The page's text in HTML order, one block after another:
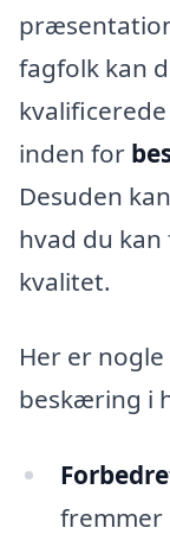
fagfolk kan
inden for
Desuden
hvad du
kvalitet.
Her er
beskæring i
fremmer